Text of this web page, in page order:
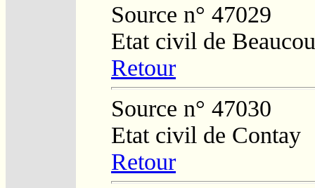
Source n° 47029
Etat civil de
Retour
Source n° 47030
Etat civil de Contay
Retour